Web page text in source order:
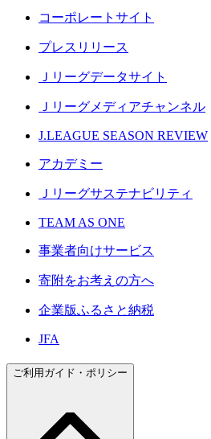
コーポレートサイト
プレスリリース
Ｊリーグデータサイト
Ｊリーグメディアチャンネル
J.LEAGUE SEASON REVIEW
アカデミー
Ｊリーグサステナビリティ
TEAM AS ONE
事業者向けサービス
寄附をお考えの方へ
企業版ふるさと納税
JFA
ご利用ガイド・ポリシー